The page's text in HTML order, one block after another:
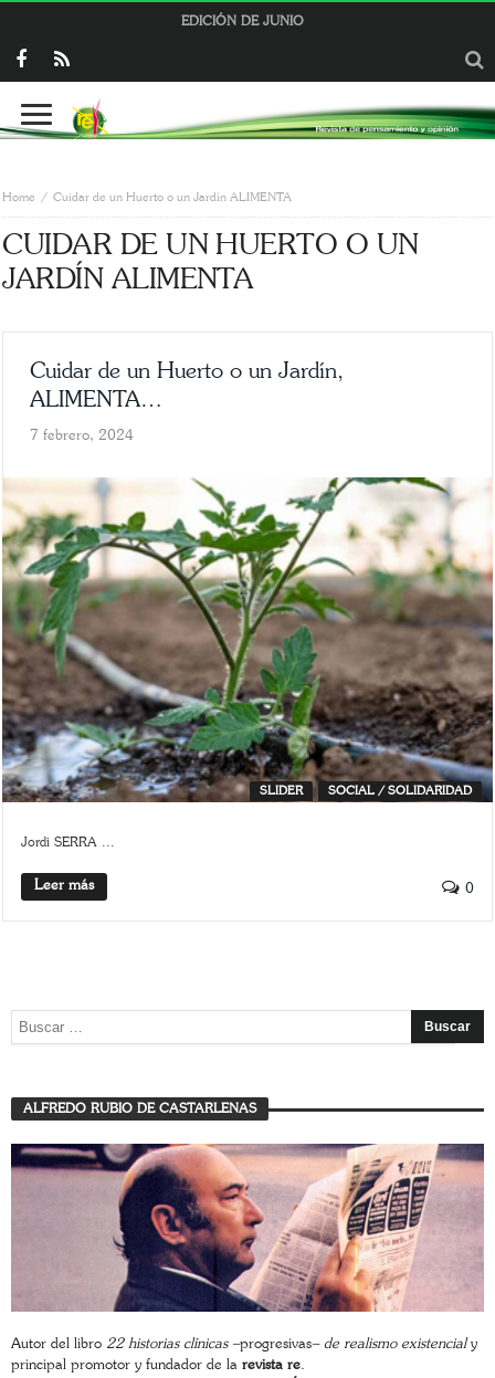
EDICIÓN DE JUNIO
Home Cuidar de un Huerto o un Jardín ALIMENTA
CUIDAR DE UN HUERTO O UN
JARDÍN ALIMENTA
Cuidar de un Huerto o un Jardín,
ALIMENTA…
7 febrero, 2024
SLIDER SOCIAL / SOLIDARIDAD
Jordi SERRA ...
Leer más 0
ALFREDO RUBIO DE CASTARLENAS
Autor del libro 22 historias clínicas –progresivas– de realismo existencialy
principal promotor y fundador de la revista re.